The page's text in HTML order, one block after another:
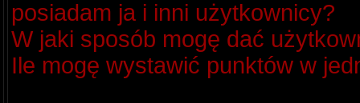
posiadam ja i inni użytkownicy?
W jaki sposób mogę dać
Ile mogę wystawić punktów w